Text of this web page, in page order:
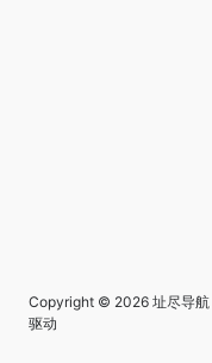
Copyright © 2026 址尽导航
驱动